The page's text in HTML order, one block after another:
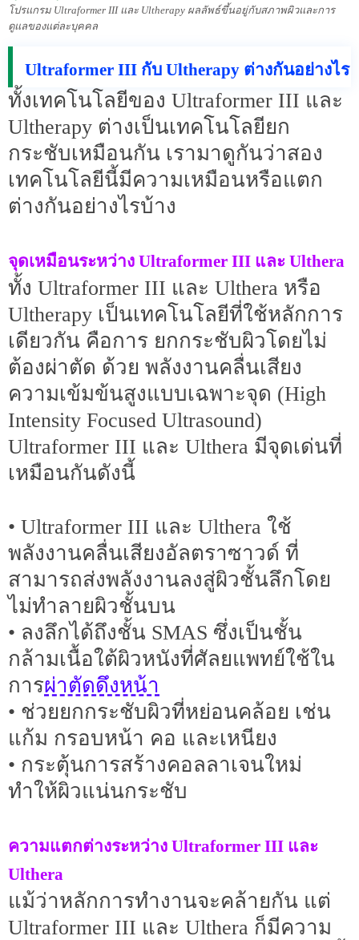
โปรแกรม Ultraformer III และ Ultherapy ผลลัพธ์ขึ้นอยู่กับสภาพผิวและการ
ดูแลของแต่ละบุคคล
Ultraformer III กับ Ultherapy ต่างกันอย่างไร
ทั้งเทคโนโลยีของ Ultraformer III และ
Ultherapy ต่างเป็นเทคโนโลยียก
กระชับเหมือนกัน เรามาดูกันว่าสอง
เทคโนโลยีนี้มีความเหมือนหรือแตก
ต่างกันอย่างไรบ้าง
จุดเหมือนระหว่าง Ultraformer III และ Ulthera
ทั้ง Ultraformer III และ Ulthera หรือ
Ultherapy เป็นเทคโนโลยีที่ใช้หลักการ
เดียวกัน คือการ ยกกระชับผิวโดยไม่
ต้องผ่าตัด ด้วย พลังงานคลื่นเสียง
ความเข้มข้นสูงแบบเฉพาะจุด (High
Intensity Focused Ultrasound)
Ultraformer III และ Ulthera มีจุดเด่นที่
เหมือนกันดังนี้
• Ultraformer III และ Ulthera ใช้
พลังงานคลื่นเสียงอัลตราซาวด์ ที่
สามารถส่งพลังงานลงสู่ผิวชั้นลึกโดย
ไม่ทำลายผิวชั้นบน
• ลงลึกได้ถึงชั้น SMAS ซึ่งเป็นชั้น
กล้ามเนื้อใต้ผิวหนังที่ศัลยแพทย์ใช้ใน
การผ่าตัดดึงหน้า
• ช่วยยกกระชับผิวที่หย่อนคล้อย เช่น
แก้ม กรอบหน้า คอ และเหนียง
• กระตุ้นการสร้างคอลลาเจนใหม่
ทำให้ผิวแน่นกระชับ
ความแตกต่างระหว่าง Ultraformer III และ
Ulthera
แม้ว่าหลักการทำงานจะคล้ายกัน แต่
Ultraformer III และ Ulthera ก็มีความ